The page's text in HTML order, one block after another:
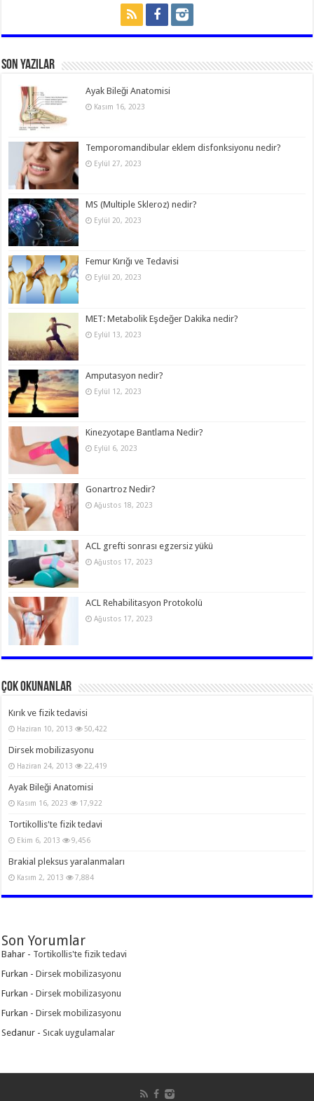
Son Yazılar
Ayak Bileği Anatomisi
Kasım 16, 2023
Temporomandibular eklem disfonksiyonu nedir?
Eylül 27, 2023
MS (Multiple Skleroz) nedir?
Eylül 20, 2023
Femur Kırığı ve Tedavisi
Eylül 20, 2023
MET: Metabolik Eşdeğer Dakika nedir?
Eylül 13, 2023
Amputasyon nedir?
Eylül 12, 2023
Kinezyotape Bantlama Nedir?
Eylül 6, 2023
Gonartroz Nedir?
Ağustos 18, 2023
ACL grefti sonrası egzersiz yükü
Ağustos 17, 2023
ACL Rehabilitasyon Protokolü
Ağustos 17, 2023
Çok Okunanlar
Kırık ve fizik tedavisi
Haziran 10, 2013 50,422
Dirsek mobilizasyonu
Haziran 24, 2013 22,419
Ayak Bileği Anatomisi
Kasım 16, 2023 17,922
Tortikollis'te fizik tedavi
Ekim 6, 2013 9,456
Brakial pleksus yaralanmaları
Kasım 2, 2013 7,884
Son Yorumlar
Bahar - Tortikollis'te fizik tedavi
Furkan -Dirsek mobilizasyonu
Furkan -Dirsek mobilizasyonu
Furkan -Dirsek mobilizasyonu
Sedanur -Sıcak uygulamalar